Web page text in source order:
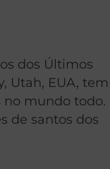
dos Últimos
Utah, EUA, tem
no mundo todo.
de santos dos